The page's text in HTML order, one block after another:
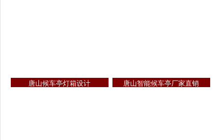
唐山候车亭灯箱设计 唐山智能候车亭厂家直销